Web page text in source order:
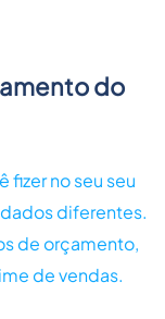
do
no seu seu
diferentes.
de orçamento,
de vendas.